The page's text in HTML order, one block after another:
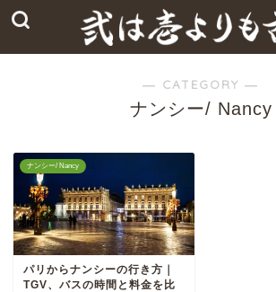
― CATEGORY ―
ナンシー/ Nancy
ナンシー/ Nancy
パリからナンシーの行き方｜
TGV、バスの時間と料金を比